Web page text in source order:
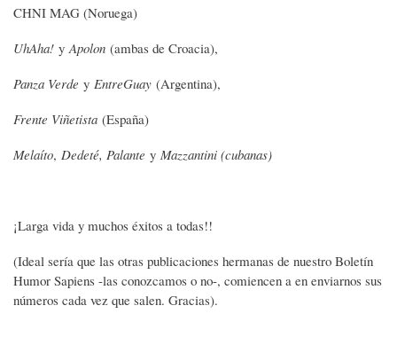
CHNI MAG (Noruega)
UhAha! y Apolon (ambas de Croacia),
Panza Verde y EntreGuay (Argentina),
Frente Viñetista (España)
Melaíto, Dedeté, Palante y Mazzantini (cubanas)
¡Larga vida y muchos éxitos a todas!!
(Ideal sería que las otras publicaciones hermanas de nuestro Boletín
Humor Sapiens -las conozcamos o no-, comiencen a en enviarnos sus
números cada vez que salen. Gracias).